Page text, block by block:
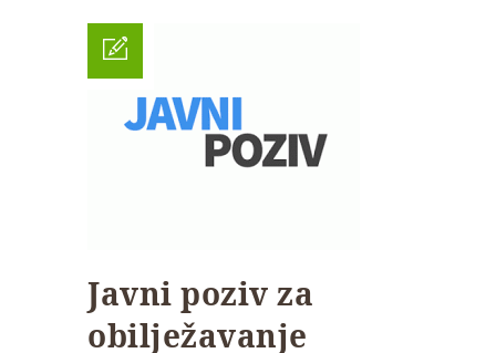
Javni poziv za
obilježavanje